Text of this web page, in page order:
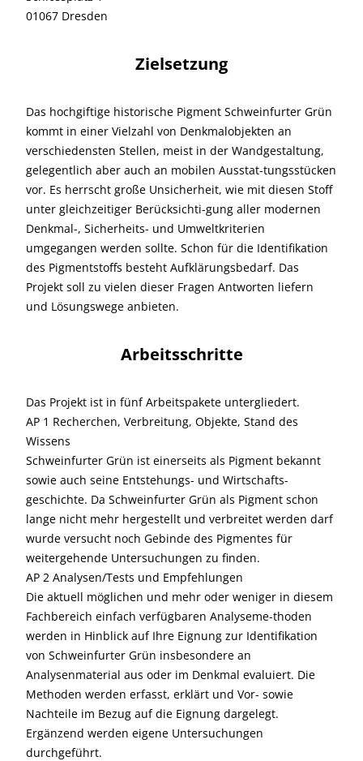
01067 Dresden
Zielsetzung
Das hochgiftige historische Pigment Schweinfurter Grün
kommt in einer Vielzahl von Denkmalobjekten an
verschiedensten Stellen, meist in der Wandgestaltung,
gelegentlich aber auch an mobilen Ausstat-tungsstücken
vor. Es herrscht große Unsicherheit, wie mit diesen Stoff
unter gleichzeitiger Berücksichti-gung aller modernen
Denkmal-, Sicherheits- und Umweltkriterien
umgegangen werden sollte. Schon für die Identifikation
des Pigmentstoffs besteht Aufklärungsbedarf. Das
Projekt soll zu vielen dieser Fragen Antworten liefern
und Lösungswege anbieten.
Arbeitsschritte
Das Projekt ist in fünf Arbeitspakete untergliedert.
AP 1 Recherchen, Verbreitung, Objekte, Stand des
Wissens
Schweinfurter Grün ist einerseits als Pigment bekannt
sowie auch seine Entstehungs- und Wirtschafts-
geschichte. Da Schweinfurter Grün als Pigment schon
lange nicht mehr hergestellt und verbreitet werden darf
wurde versucht noch Gebinde des Pigmentes für
weitergehende Untersuchungen zu finden.
AP 2 Analysen/Tests und Empfehlungen
Die aktuell möglichen und mehr oder weniger in diesem
Fachbereich einfach verfügbaren Analyseme-thoden
werden in Hinblick auf Ihre Eignung zur Identifikation
von Schweinfurter Grün insbesondere an
Analysenmaterial aus oder im Denkmal evaluiert. Die
Methoden werden erfasst, erklärt und Vor- sowie
Nachteile im Bezug auf die Eignung dargelegt.
Ergänzend werden eigene Untersuchungen
durchgeführt.